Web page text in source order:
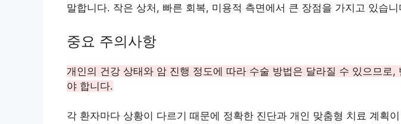
말합니다. 작은 상처, 빠른 회복, 미용적 측면에서 큰 장점을 가지고 있습니
중요 주의사항
개인의 건강 상태와 암 진행 정도에 따라 수술 방법은 달라질 수 있으므로,
야 합니다.
각 환자마다 상황이 다르기 때문에 정확한 진단과 개인 맞춤형 치료 계획